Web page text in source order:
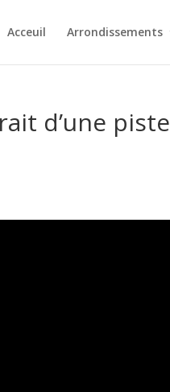
Acceuil Arrondissements
d’une piste